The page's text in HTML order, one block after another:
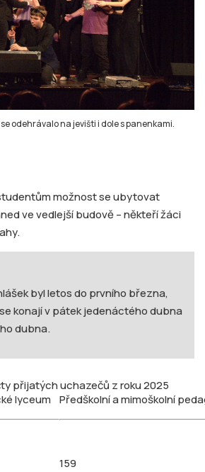
odehrávalo na jevišti i dole s panenkami.
možnost se ubytovat
ve vedlejší budově – někteří žáci
byl letos do prvního března,
konají v pátek jedenáctého dubna
dubna.
přijatých uchazečů z roku 2025
lyceum
Předškolní a mimoškolní
159